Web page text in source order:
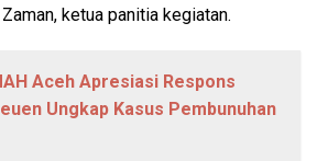
ketua panitia kegiatan.
Aceh Apresiasi Respons
Ungkap Kasus Pembunuhan